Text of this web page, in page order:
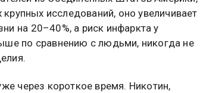
крупных исследований, оно увеличивает
на 20–40%, а риск инфаркта у
по сравнению с людьми, никогда не
через короткое время. Никотин,